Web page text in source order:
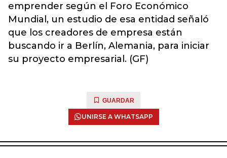
emprender según el Foro Económico
Mundial, un estudio de esa entidad señaló
que los creadores de empresa están
buscando ir a Berlín, Alemania, para iniciar
su proyecto empresarial. (GF)
GUARDAR
UNIRSE A WHATSAPP